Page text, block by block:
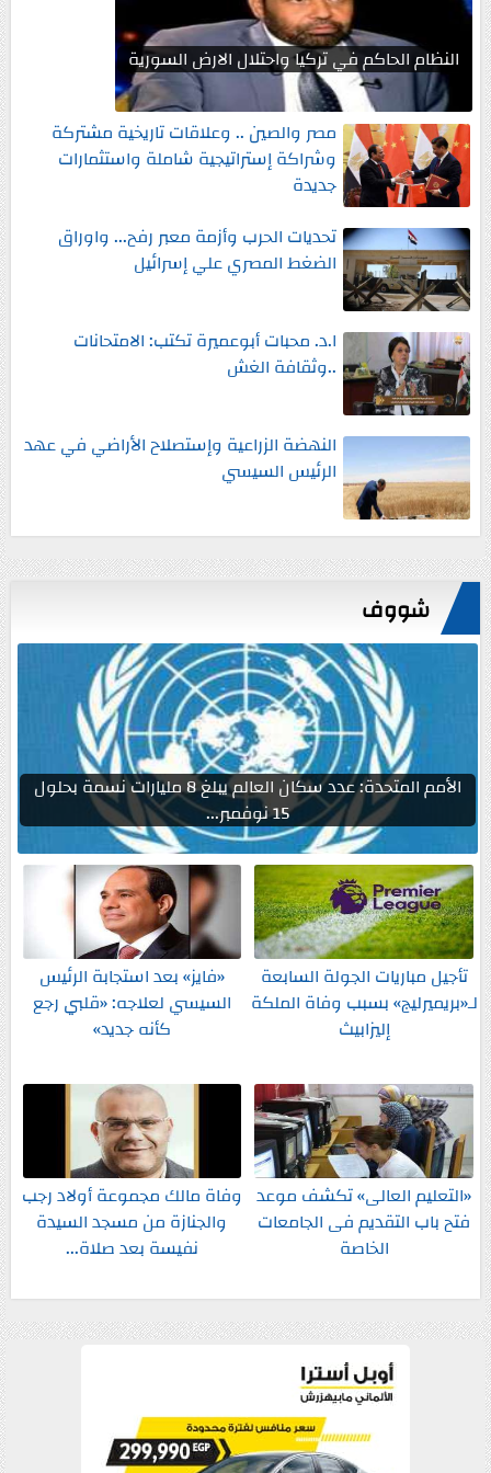
النظام الحاكم في تركيا واحتلال الارض السورية
مصر والصين .. وعلاقات تاريخية مشتركة
وشراكة إستراتيجية شاملة واستثمارات
جديدة
تحديات الحرب وأزمة معبر رفح... واوراق
الضغط المصري علي إسرائيل
ا.د. محبات أبوعميرة تكتب: الامتحانات
..وثقافة الغش
النهضة الزراعية وإستصلاح الأراضي في عهد
الرئيس السيسي
شووف
الأمم المتحدة: عدد سكان العالم يبلغ 8 مليارات نسمة بحلول
15 نوفمبر...
تأجيل مباريات الجولة السابعة
لـ«بريميرليج» بسبب وفاة الملكة
إليزابيث
«فايز» بعد استجابة الرئيس
السيسي لعلاجه: «قلبي رجع
كأنه جديد»
«التعليم العالى» تكشف موعد
فتح باب التقديم فى الجامعات
الخاصة
وفاة مالك مجموعة أولاد رجب
والجنازة من مسجد السيدة
نفيسة بعد صلاة...